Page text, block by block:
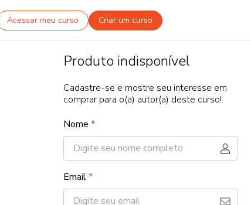
Acessar meu curso Criar um curso
Produto indisponível
Cadastre-se e mostre seu interesse em
comprar para o(a) autor(a) deste curso!
Nome *
Email*